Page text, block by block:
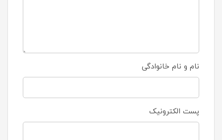
نام و نام خانوادگی
پست الکترونیک